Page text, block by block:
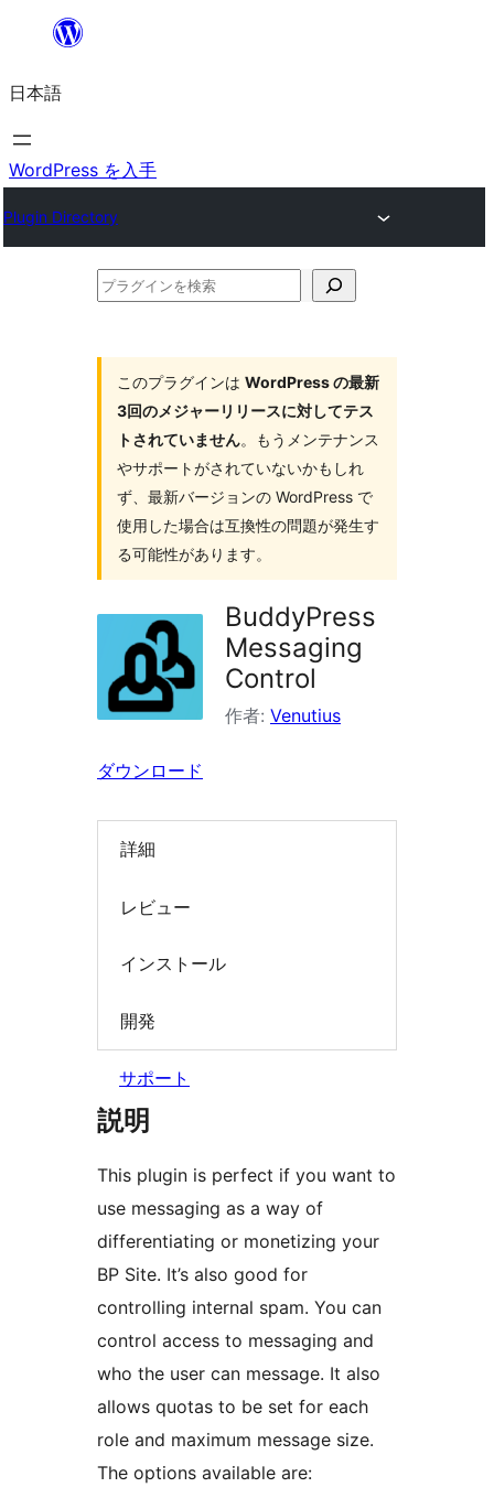
を
ス
キ
プ
日本語
WordPress を入手
Plugin Directory
プ
このプラグインは WordPress の最新
3回のメジャーリリースに対してテス
トされていません。もうメンテナンス
やサポートがされていないかもしれ
ず、最新バージョンの WordPress で
使用した場合は互換性の問題が発生す
る可能性があります。
BuddyPress
Messaging
Control
作者: Venutius
ダウンロード
詳細
レビュー
インストール
開発
サポート
説明
This plugin is perfect if you want to
use messaging as a way of
differentiating or monetizing your
BP Site. It’s also good for
controlling internal spam. You can
control access to messaging and
who the user can message. It also
allows quotas to be set for each
role and maximum message size.
The options available are: